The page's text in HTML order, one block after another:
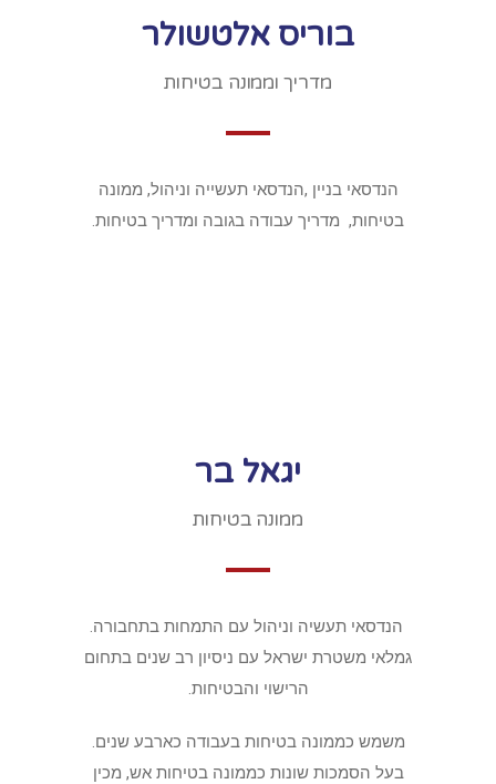
בוריס אלטשולר
מדריך וממונה בטיחות
הנדסאי בניין ,הנדסאי תעשייה וניהול, ממונה
בטיחות, מדריך עבודה בגובה ומדריך בטיחות.
יגאל בר
ממונה בטיחות
הנדסאי תעשיה וניהול עם התמחות בתחבורה.
גמלאי משטרת ישראל עם ניסיון רב שנים בתחום
הרישוי והבטיחות.
משמש כממונה בטיחות בעבודה כארבע שנים.
בעל הסמכות שונות כממונה בטיחות אש, מכין